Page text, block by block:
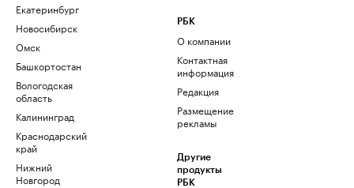
Екатеринбург
Новосибирск
Омск
Башкортостан
Вологодская
область
Калининград
Краснодарский
край
Нижний
Новгород
РБК
О компании
Контактная
информация
Редакция
Размещение
рекламы
Другие
продукты
РБК